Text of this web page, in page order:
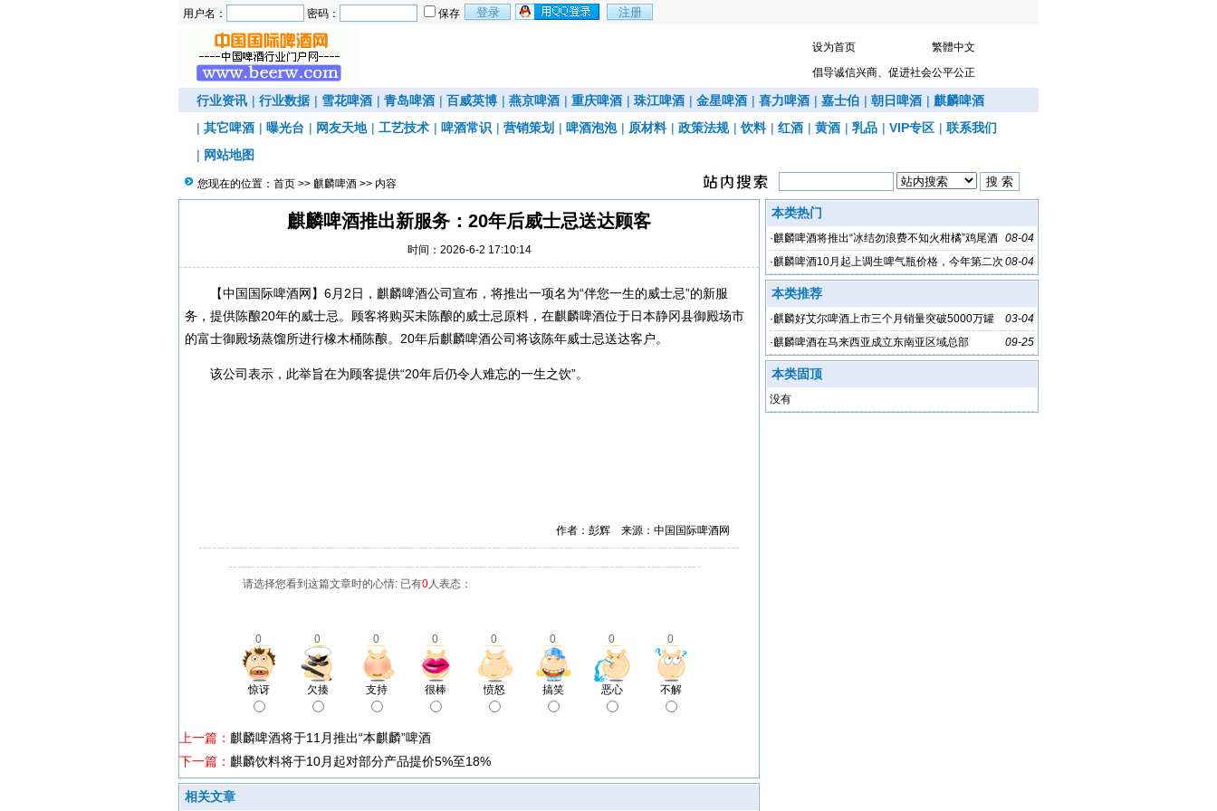
用户名： 密码： 保存
设为首页
繁體中文
倡导诚信兴商、促进社会公平公正
行业资讯 | 行业数据 | 雪花啤酒 | 青岛啤酒 | 百威英博 | 燕京啤酒 | 重庆啤酒 | 珠江啤酒 | 金星啤酒 | 喜力啤酒 | 嘉士伯 | 朝日啤酒 | 麒麟啤酒
| 其它啤酒 | 曝光台 | 网友天地 | 工艺技术 | 啤酒常识 | 营销策划 | 啤酒泡泡 | 原材料 | 政策法规 | 饮料 | 红酒 | 黄酒 | 乳品 | VIP专区 | 联系我们
| 网站地图
您现在的位置： 首页 >> 麒麟啤酒 >> 内容
麒麟啤酒推出新服务：20年后威士忌送达顾客
时间：2026-6-2 17:10:14
【中国国际啤酒网】6月2日，麒麟啤酒公司宣布，将推出一项名为“伴您一生的威士忌”的新服
务，提供陈酿20年的威士忌。顾客将购买未陈酿的威士忌原料，在麒麟啤酒位于日本静冈县御殿场市
的富士御殿场蒸馏所进行橡木桶陈酿。20年后麒麟啤酒公司将该陈年威士忌送达客户。
该公司表示，此举旨在为顾客提供“20年后仍令人难忘的一生之饮”。
作者：彭辉 来源：中国国际啤酒网
请选择您看到这篇文章时的心情: 已有0人表态：
0 0 0 0 0 0 0 0
惊讶 欠揍 支持 很棒 愤怒 搞笑 恶心 不解
上一篇： 麒麟啤酒将于11月推出“本麒麟”啤酒
下一篇： 麒麟饮料将于10月起对部分产品提价5%至18%
相关文章
本类热门
08-04
·麒麟啤酒将推出“冰结勿浪费不知火柑橘”鸡尾酒
08-04
·麒麟啤酒10月起上调生啤气瓶价格，今年第二次
涨价
本类推荐
03-04
·麒麟好艾尔啤酒上市三个月销量突破5000万罐
09-25
·麒麟啤酒在马来西亚成立东南亚区域总部
本类固顶
没有